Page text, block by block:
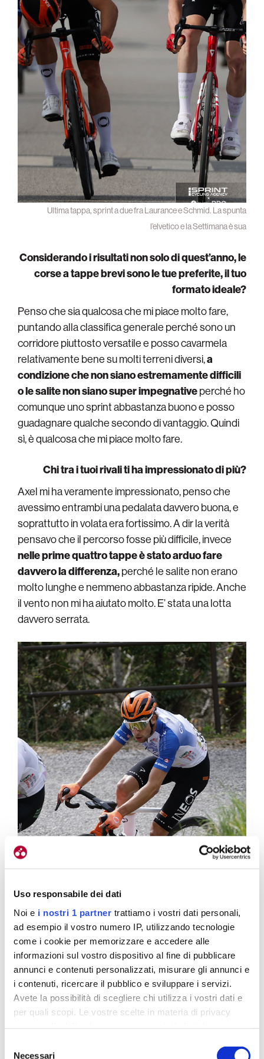
Uso responsabile dei dati
Noi e i nostri 1 partner trattiamo i vostri dati personali,
ad esempio il vostro numero IP, utilizzando tecnologie
come i cookie per memorizzare e accedere alle
informazioni sul vostro dispositivo al fine di pubblicare
annunci e contenuti personalizzati, misurare gli annunci e
i contenuti, ricercare il pubblico e sviluppare i servizi.
Avete la possibilità di scegliere chi utilizza i vostri dati e
per quali scopi. Le vostre scelte in materia di privacy
revocare il proprio consenso in qualsiasi momento dalla
Necessari
Ultima tappa, sprint a due fra Laurance e Schmid. La spunta
l’elvetico e la Settimana è sua
Considerando i risultati non solo di quest’anno, le
corse a tappe brevi sono le tue preferite, il tuo
formato ideale?
Penso che sia qualcosa che mi piace molto fare,
puntando alla classifica generale perché sono un
corridore piuttosto versatile e posso cavarmela
relativamente bene su molti terreni diversi,a
condizione che non siano estremamente difficili
o le salite non siano super impegnativeperché ho
comunque uno sprint abbastanza buono e posso
guadagnare qualche secondo di vantaggio. Quindi
sì, è qualcosa che mi piace molto fare.
Chi tra i tuoi rivali ti ha impressionato di più?
Axel mi ha veramente impressionato, penso che
avessimo entrambi una pedalata davvero buona, e
soprattutto in volata era fortissimo. A dir la verità
pensavo che il percorso fosse più difficile, invece
nelle prime quattro tappe è stato arduo fare
davvero la differenza,perché le salite non erano
molto lunghe e nemmeno abbastanza ripide. Anche
il vento non mi ha aiutato molto. E’ stata una lotta
davvero serrata.
Axel Laurance è stato un’autentica rivelazione, con due vittorie e il
secondo posto finale dietro Schmid
Quale parte della corsa hai trovato più
impegnativa, la partenza in Piemonte o l’arrivo in
Credo che ogni tappa abbia avuto i suoi aspetti